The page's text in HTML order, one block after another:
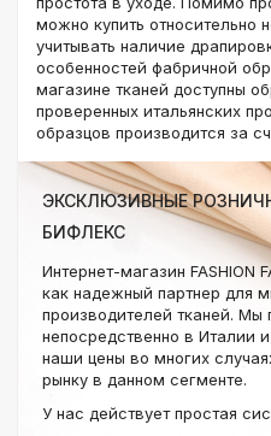
можно купить относительно
учитывать наличие
особенностей фабричной
магазине тканей доступны
проверенных итальянских
образцов производится за
ЭКСКЛЮЗИВНЫЕ
БИФЛЕКС
Интернет-магазин FASHION
как надежный партнер для
производителей тканей. Мы
непосредственно в Италии
наши цены во многих
рынку в данном сегменте.
У нас действует простая